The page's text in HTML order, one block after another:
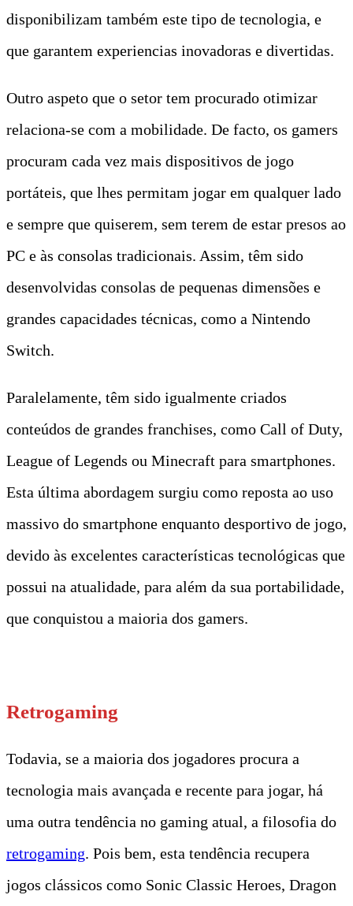
disponibilizam também este tipo de tecnologia, e
que garantem experiencias inovadoras e divertidas.
Outro aspeto que o setor tem procurado otimizar
relaciona-se com a mobilidade. De facto, os gamers
procuram cada vez mais dispositivos de jogo
portáteis, que lhes permitam jogar em qualquer lado
e sempre que quiserem, sem terem de estar presos ao
PC e às consolas tradicionais. Assim, têm sido
desenvolvidas consolas de pequenas dimensões e
grandes capacidades técnicas, como a Nintendo
Switch.
Paralelamente, têm sido igualmente criados
conteúdos de grandes franchises, como Call of Duty,
League of Legends ou Minecraft para smartphones.
Esta última abordagem surgiu como reposta ao uso
massivo do smartphone enquanto desportivo de jogo,
devido às excelentes características tecnológicas que
possui na atualidade, para além da sua portabilidade,
que conquistou a maioria dos gamers.
Retrogaming
Todavia, se a maioria dos jogadores procura a
tecnologia mais avançada e recente para jogar, há
uma outra tendência no gaming atual, a filosofia do
retrogaming. Pois bem, esta tendência recupera
jogos clássicos como Sonic Classic Heroes, Dragon